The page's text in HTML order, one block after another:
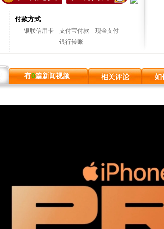
付款方式
银联信用卡 支付宝付款
现金支付
银行转账
有0篇新闻视频